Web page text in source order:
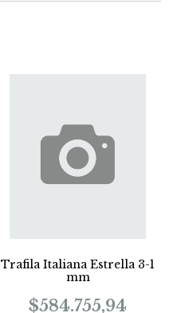
Trafila Italiana Estrella 3-1
mm
$584.755,94